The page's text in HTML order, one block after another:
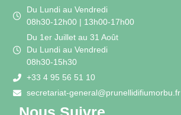
Du Lundi au Vendredi
08h30-12h00 | 13h00-17h00
Du 1er Juillet au 31 Août
Du Lundi au Vendredi
08h30-15h30
+33 4 95 56 51 10
secretariat-general@prunellidifiumorbu.fr